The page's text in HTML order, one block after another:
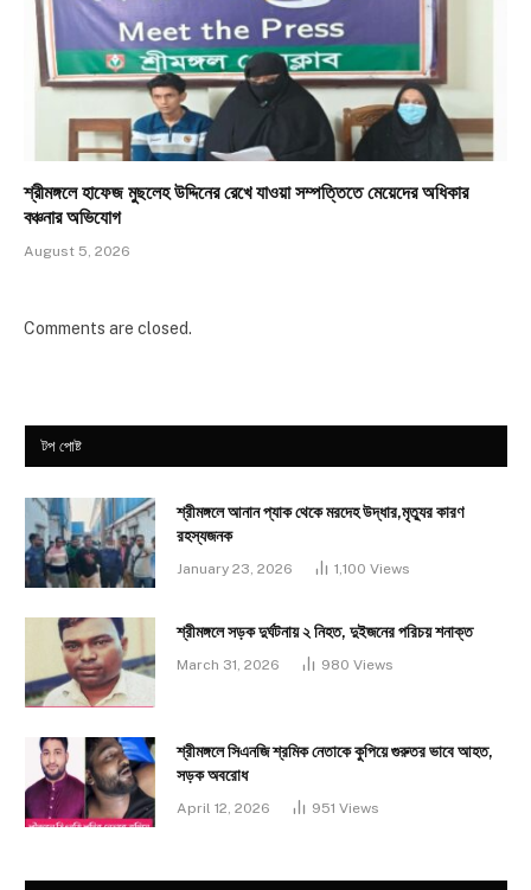
শ্রীমঙ্গলে হাফেজ মুছলেহ উদ্দিনের রেখে যাওয়া সম্পত্তিতে মেয়েদের অধিকার
বঞ্চনার অভিযোগ
August 5, 2026
Comments are closed.
টপ পোষ্ট
শ্রীমঙ্গলে আনান প্যাক থেকে মরদেহ উদ্ধার,মৃত্যুর কারণ
রহস্যজনক
January 23, 2026 1,100 Views
শ্রীমঙ্গলে সড়ক দুর্ঘটনায় ২ নিহত, দুইজনের পরিচয় শনাক্ত
March 31, 2026 980 Views
শ্রীমঙ্গলে সিএনজি শ্রমিক নেতাকে কুপিয়ে গুরুতর ভাবে আহত,
সড়ক অবরোধ
April 12, 2026 951 Views